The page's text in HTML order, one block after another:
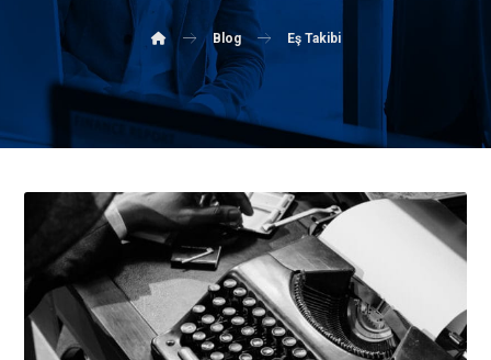
Blog Eş Takibi